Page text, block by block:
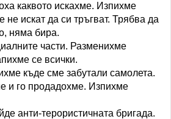
каквото искахме. Изпихме
не искат да си тръгват. Трябва да
няма бира.
части. Разменихме
се всички.
къде сме забутали самолета.
и го продадохме. Изпихме
анти-терористичната бригада.